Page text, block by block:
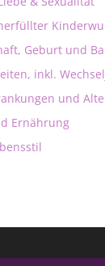
Geburt und
inkl.
und
Ernährung